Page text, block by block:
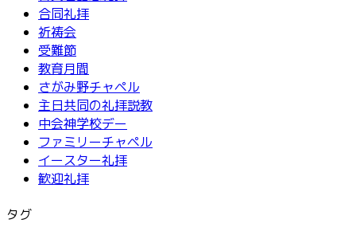
合同礼拝
祈祷会
受難節
教育月間
さがみ野チャペル
主日共同の礼拝説教
中会神学校デー
ファミリーチャペル
イースター礼拝
歓迎礼拝
タグ